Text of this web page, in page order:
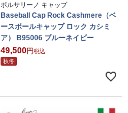
ボルサリーノ キャップ
Baseball Cap Rock Cashmere（ベ
ースボールキャップ ロック カシミ
ア） B95006 ブルーネイビー
49,500
税込
秋冬